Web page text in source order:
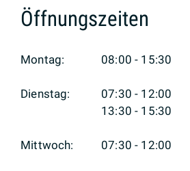
Öffnungszeiten
Montag: 08:00 - 15:30
Dienstag:
07:30 - 12:00
13:30 - 15:30
Mittwoch: 07:30 - 12:00